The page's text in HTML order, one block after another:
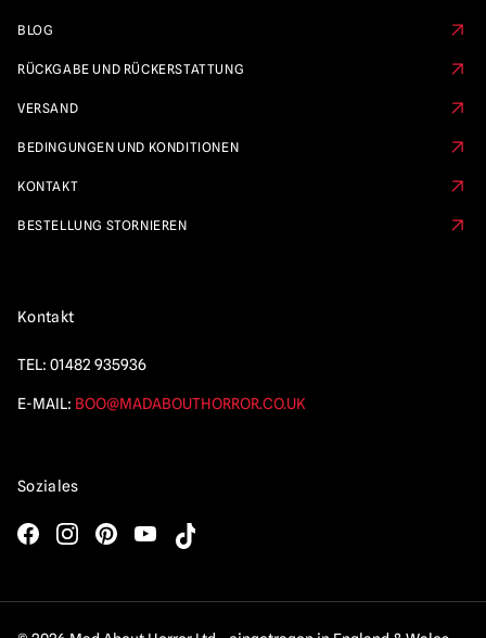
BLOG
RÜCKGABE UND RÜCKERSTATTUNG
VERSAND
BEDINGUNGEN UND KONDITIONEN
KONTAKT
BESTELLUNG STORNIEREN
Kontakt
TEL: 01482 935936
E-MAIL: BOO@MADABOUTHORROR.CO.UK
Soziales